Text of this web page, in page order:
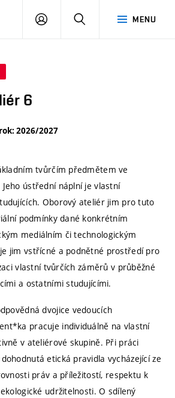
MENU
PŘIHLÁSIT
6
2026/2027
tvůrčím předmětem ve
ústřední náplní je vlastní
Oborový ateliér jim pro tuto
podmínky dané konkrétním
mediálním či technologickým
jim vstřícné a podnětné prostředí pro
vlastní tvůrčích záměrů v průběžné
a ostatními studujícími.
dvojice vedoucích
pracuje individuálně na vlastní
v ateliérové skupině. Při práci
etická pravidla vycházející ze
práv a příležitostí, respektu k
udržitelnosti. O sdílený